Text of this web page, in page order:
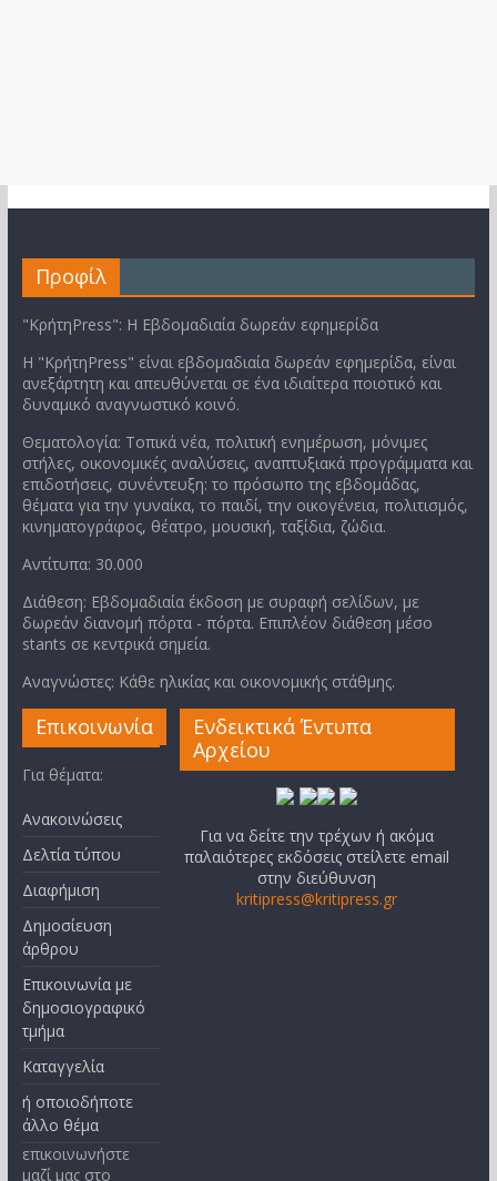
Προφίλ
"ΚρήτηPress": Η Εβδομαδιαία δωρεάν εφημερίδα
Η "ΚρήτηPress" είναι εβδομαδιαία δωρεάν εφημερίδα, είναι
ανεξάρτητη και απευθύνεται σε ένα ιδιαίτερα ποιοτικό και
δυναμικό αναγνωστικό κοινό.
Θεματολογία: Τοπικά νέα, πολιτική ενημέρωση, μόνιμες
στήλες, οικονομικές αναλύσεις, αναπτυξιακά προγράμματα και
επιδοτήσεις, συνέντευξη: το πρόσωπο της εβδομάδας,
θέματα για την γυναίκα, το παιδί, την οικογένεια, πολιτισμός,
κινηματογράφος, θέατρο, μουσική, ταξίδια, ζώδια.
Αντίτυπα: 30.000
Διάθεση: Εβδομαδιαία έκδοση με συραφή σελίδων, με
δωρεάν διανομή πόρτα - πόρτα. Επιπλέον διάθεση μέσο
stants σε κεντρικά σημεία.
Αναγνώστες: Κάθε ηλικίας και οικονομικής στάθμης.
Επικοινωνία
Για θέματα:
Ανακοινώσεις
Δελτία τύπου
Διαφήμιση
Δημοσίευση
άρθρου
Επικοινωνία με
δημοσιογραφικό
τμήμα
Καταγγελία
ή οποιοδήποτε
άλλο θέμα
επικοινωνήστε
μαζί μας στο
Ενδεικτικά Έντυπα
Αρχείου
Για να δείτε την τρέχων ή ακόμα
παλαιότερες εκδόσεις στείλετε email
στην διεύθυνση
kritipress@kritipress.gr